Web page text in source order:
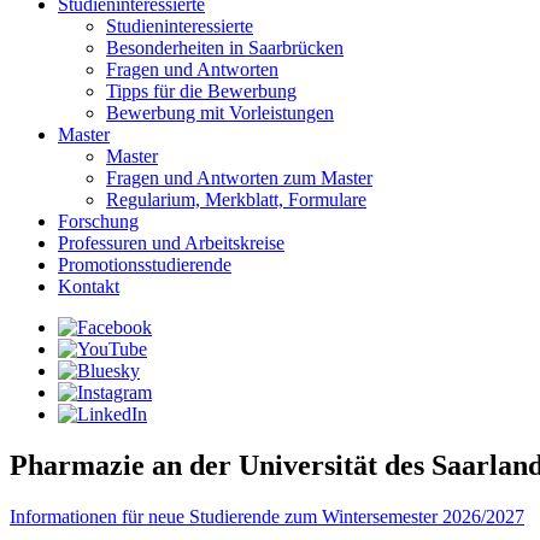
Studieninteressierte
Studieninteressierte
Besonderheiten in Saarbrücken
Fragen und Antworten
Tipps für die Bewerbung
Bewerbung mit Vorleistungen
Master
Master
Fragen und Antworten zum Master
Regularium, Merkblatt, Formulare
Forschung
Professuren und Arbeitskreise
Promotionsstudierende
Kontakt
Pharmazie an der Universität des
Informationen für neue Studierende zum Wintersemester 2026/2027